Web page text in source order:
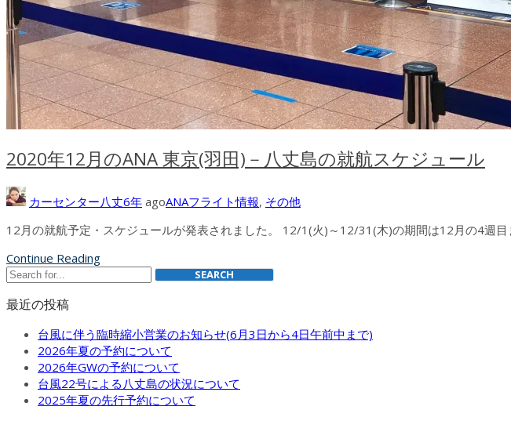
2020年12月のANA 東京(羽田)－八丈島の就航スケジュール
カーセンター八丈6年 agoANAフライト情報, その他
12月の就航予定・スケジュールが発表されました。 12/1(火)～12/31(木)の期間は12月の4週
Continue Reading
SEARCH
最近の投稿
台風に伴う臨時縮小営業のお知らせ(6月3日から4日午前中まで)
2026年夏の予約について
2026年GWの予約について
台風22号による八丈島の状況について
2025年夏の先行予約について